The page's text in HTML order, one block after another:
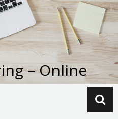
– Online